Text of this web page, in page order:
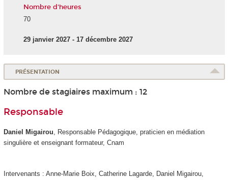
Nombre d'heures
70
29 janvier 2027 - 17 décembre 2027
PRÉSENTATION
Nombre de stagiaires maximum : 12
Responsable
Daniel Migairou , Responsable Pédagogique, praticien en médiation
singulière et enseignant formateur, Cnam
Intervenants : Anne-Marie Boix, Catherine Lagarde, Daniel Migairou,